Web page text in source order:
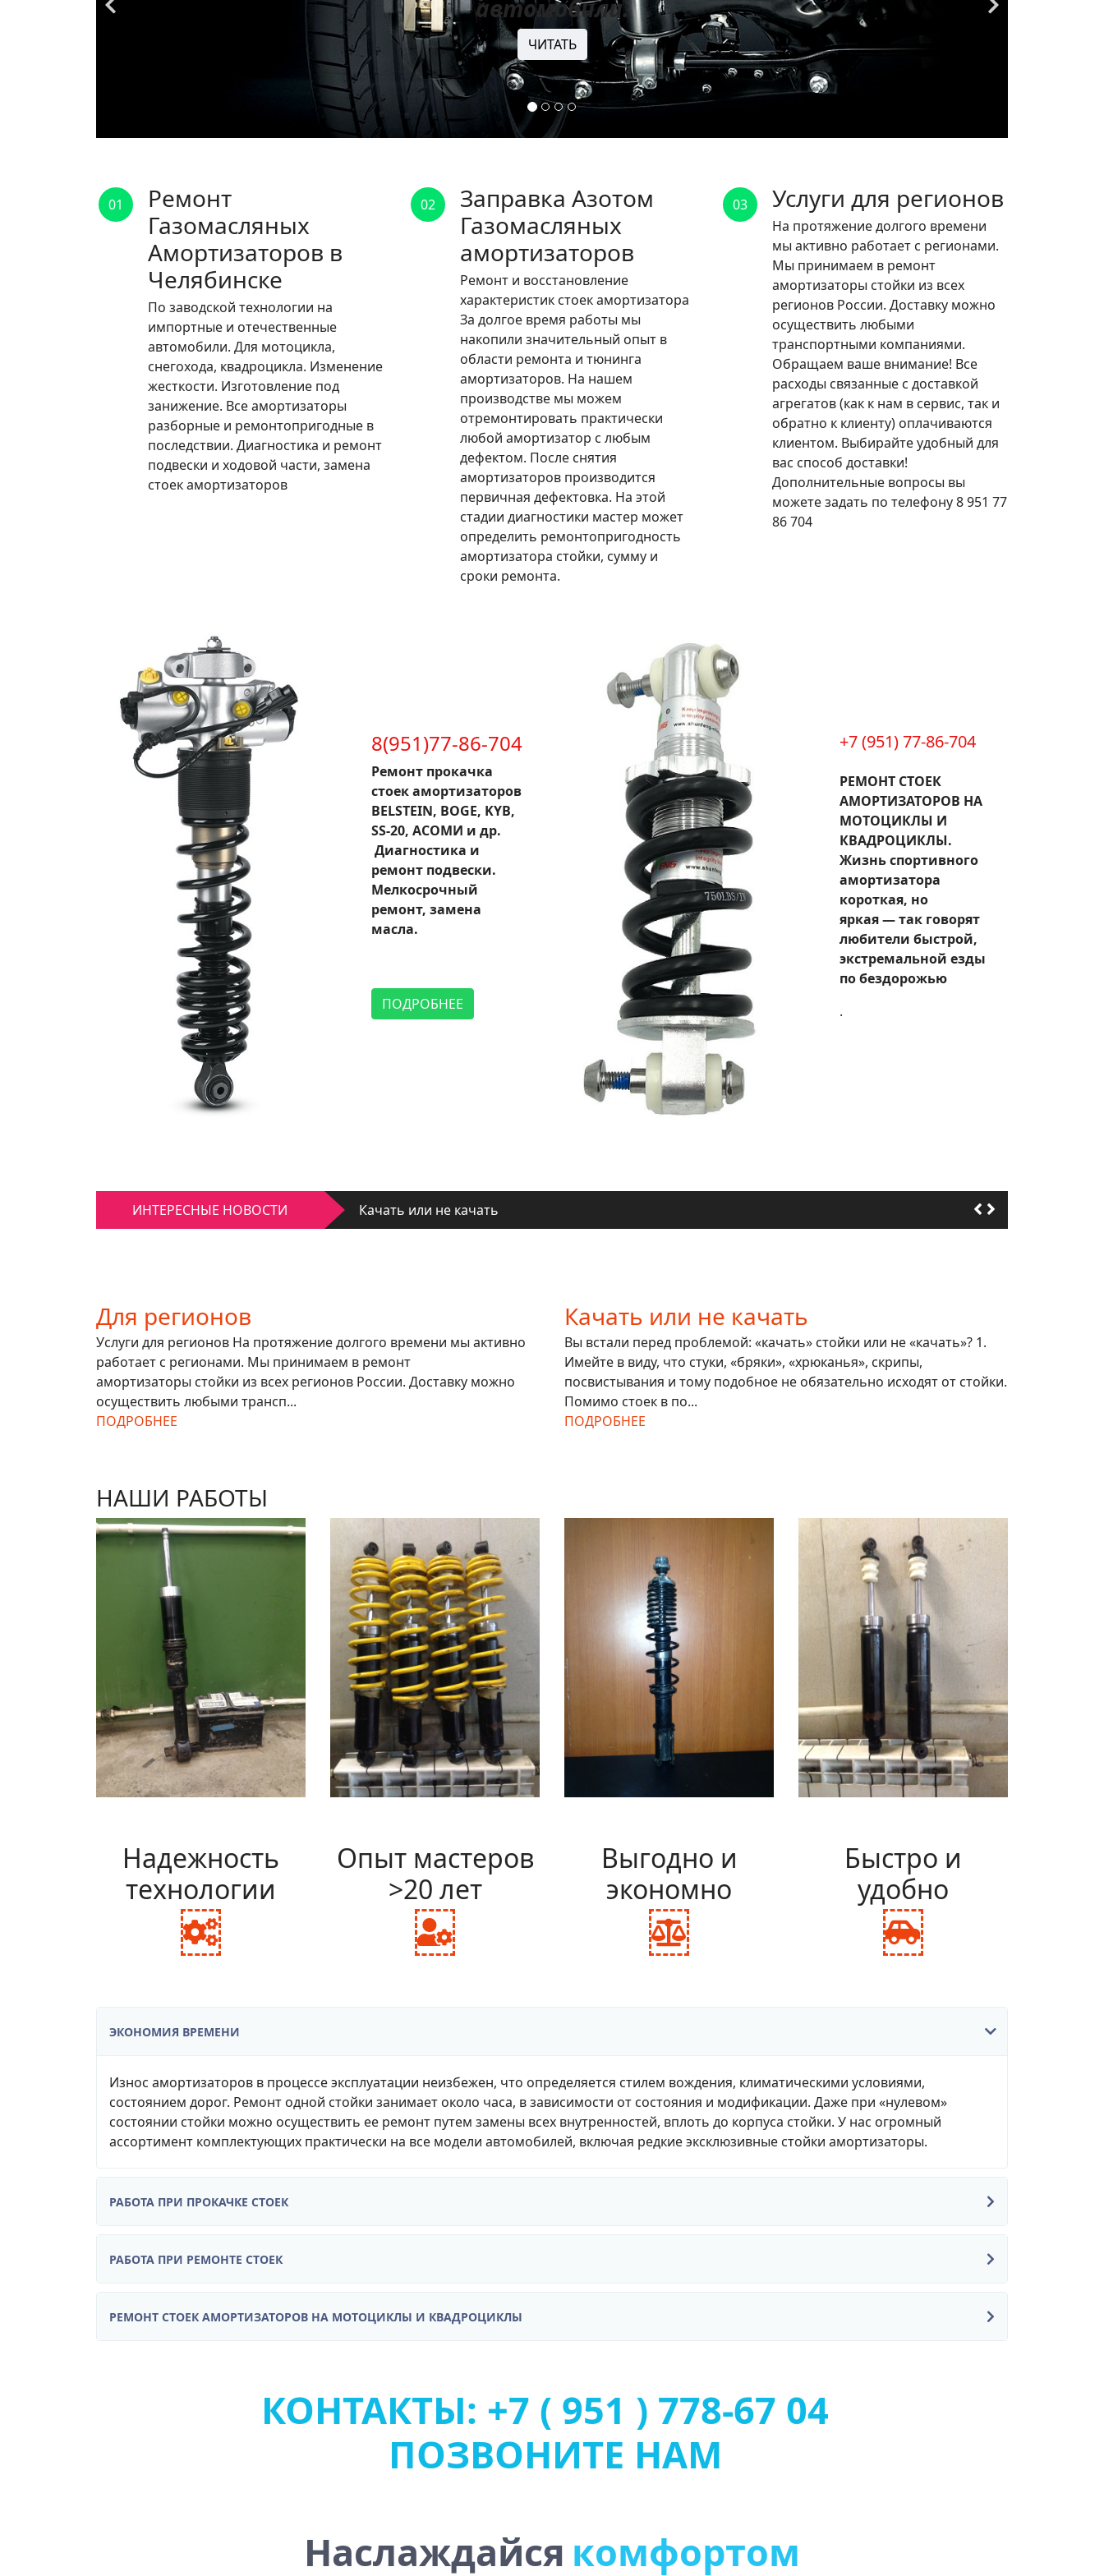
автомобили.
ЧИТАТЬ
01
Ремонт
Газомасляных
Амортизаторов в
Челябинске
По заводской технологии на
импортные и отечественные
автомобили. Для мотоцикла,
снегохода, квадроцикла. Изменение
жесткости. Изготовление под
занижение. Все амортизаторы
разборные и ремонтопригодные в
последствии. Диагностика и ремонт
подвески и ходовой части, замена
стоек амортизаторов
02
Заправка Азотом
Газомасляных
амортизаторов
Ремонт и восстановление
характеристик стоек амортизатора
За долгое время работы мы
накопили значительный опыт в
области ремонта и тюнинга
амортизаторов. На нашем
производстве мы можем
отремонтировать практически
любой амортизатор с любым
дефектом. После снятия
амортизаторов производится
первичная дефектовка. На этой
стадии диагностики мастер может
определить ремонтопригодность
амортизатора стойки, сумму и
сроки ремонта.
03 Услуги для регионов
На протяжение долгого времени
мы активно работает с регионами.
Мы принимаем в ремонт
амортизаторы стойки из всех
регионов России. Доставку можно
осуществить любыми
транспортными компаниями.
Обращаем ваше внимание! Все
расходы связанные с доставкой
агрегатов (как к нам в сервис, так и
обратно к клиенту) оплачиваются
клиентом. Выбирайте удобный для
вас способ доставки!
Дополнительные вопросы вы
можете задать по телефону 8 951 77
86 704
8(951)77-86-704
Ремонт прокачка
стоек амортизаторов
BELSTEIN, BOGE, KYB,
SS-20, АСОМИ и др.
Диагностика и
ремонт подвески.
Мелкосрочный
ремонт, замена
масла.
ПОДРОБНЕЕ
+7 (951) 77-86-704
РЕМОНТ СТОЕК
АМОРТИЗАТОРОВ НА
МОТОЦИКЛЫ И
КВАДРОЦИКЛЫ.
Жизнь спортивного
амортизатора
короткая, но
яркая — так говорят
любители быстрой,
экстремальной езды
по бездорожью
.
ИНТЕРЕСНЫЕ НОВОСТИ Качать или не качать
Для регионов
Услуги для регионов На протяжение долгого времени мы активно
работает с регионами. Мы принимаем в ремонт
амортизаторы стойки из всех регионов России. Доставку можно
осуществить любыми трансп...
ПОДРОБНЕЕ
Качать или не качать
Вы встали перед проблемой: «качать» стойки или не «качать»? 1.
Имейте в виду, что стуки, «бряки», «хрюканья», скрипы,
посвистывания и тому подобное не обязательно исходят от стойки.
Помимо стоек в по...
ПОДРОБНЕЕ
НАШИ РАБОТЫ
Надежность
технологии
fa
Опыт мастеров
>20 лет
fas
Выгодно и
экономно
fas
Быстро и
удобно
fas
ЭКОНОМИЯ ВРЕМЕНИ
Износ амортизаторов в процессе эксплуатации неизбежен, что определяется стилем вождения, климатическими условиями,
состоянием дорог. Ремонт одной стойки занимает около часа, в зависимости от состояния и модификации. Даже при «нулевом»
состоянии стойки можно осуществить ее ремонт путем замены всех внутренностей, вплоть до корпуса стойки. У нас огромный
ассортимент комплектующих практически на все модели автомобилей, включая редкие эксклюзивные стойки амортизаторы.
РАБОТА ПРИ ПРОКАЧКЕ СТОЕК
РАБОТА ПРИ РЕМОНТЕ СТОЕК
РЕМОНТ СТОЕК АМОРТИЗАТОРОВ НА МОТОЦИКЛЫ И КВАДРОЦИКЛЫ
КОНТАКТЫ: +7 ( 951 ) 778-67 04
ПОЗВОНИТЕ НАМ
Наслаждайся комфортом